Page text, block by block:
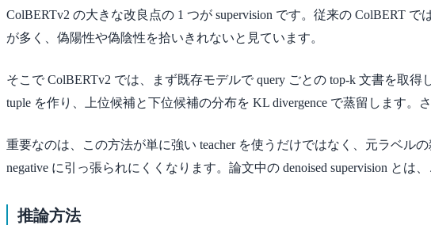
ColBERTv2 の大きな改良点の 1 つが supervision です。従来の ColBERT
が多く、偽陽性や偽陰性を拾いきれないと見ています。
そこで ColBERTv2 では、まず既存モデルで query ごとの top-k 文書を取
tuple を作り、上位候補と下位候補の分布を KL divergence で蒸留します。
重要なのは、この方法が単に強い teacher を使うだけではなく、元ラベ
negative に引っ張られにくくなります。論文中の denoised supervision と
推論方法